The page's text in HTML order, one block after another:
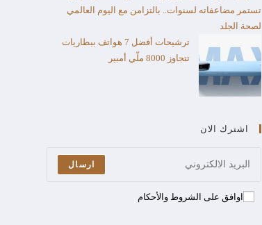
تستمر مضاعفاته لسنوات.. بالتزامن مع اليوم العالمي
لصحة الجلد
ترشيحات أفضل 7 هواتف ببطاريات
تتجاوز 8000 ملّي أمبير
اشترك الان
ارسال
اوافق على الشروط والأحكام